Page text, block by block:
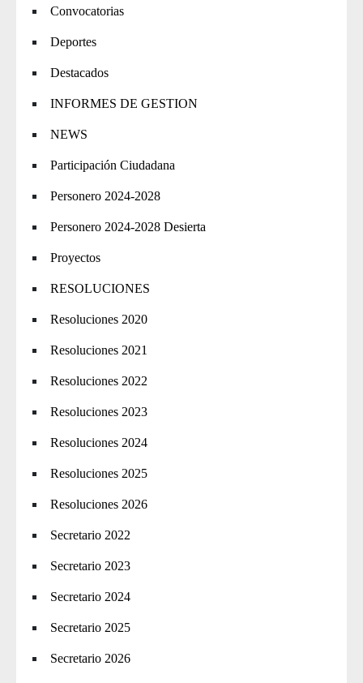
Convocatorias
Deportes
Destacados
INFORMES DE GESTION
NEWS
Participación Ciudadana
Personero 2024-2028
Personero 2024-2028 Desierta
Proyectos
RESOLUCIONES
Resoluciones 2020
Resoluciones 2021
Resoluciones 2022
Resoluciones 2023
Resoluciones 2024
Resoluciones 2025
Resoluciones 2026
Secretario 2022
Secretario 2023
Secretario 2024
Secretario 2025
Secretario 2026